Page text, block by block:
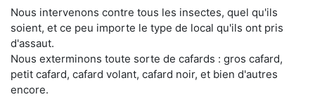
Nous intervenons contre tous les insectes, quel qu'ils
soient, et ce peu importe le type de local qu'ils ont pris
d'assaut.
Nous exterminons toute sorte de cafards : gros cafard,
petit cafard, cafard volant, cafard noir, et bien d'autres
encore.